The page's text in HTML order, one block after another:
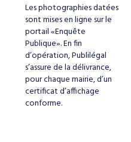
Les photographies datées
sont mises en ligne sur le
portail «Enquête
Publique». En fin
d’opération, Publilégal
s’assure de la délivrance,
pour chaque mairie, d’un
certificat d’affichage
conforme.